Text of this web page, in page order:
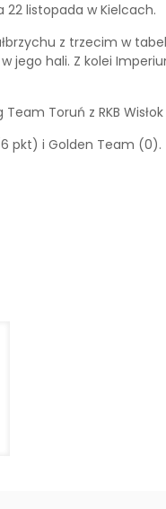
22 listopada w Kielcach.
z trzecim w
jego hali. Z kolei
Toruń z RKB Wisłok
pkt) i Golden Team (0).